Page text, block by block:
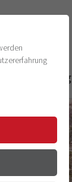
Digitalisierung